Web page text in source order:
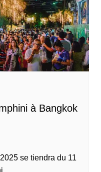
à Bangkok
se tiendra du 11